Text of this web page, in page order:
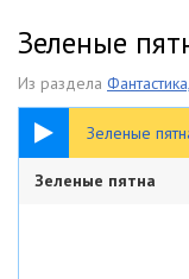
Зеленые
Из раздела
Зеленые
39:23
Зеленые пятна